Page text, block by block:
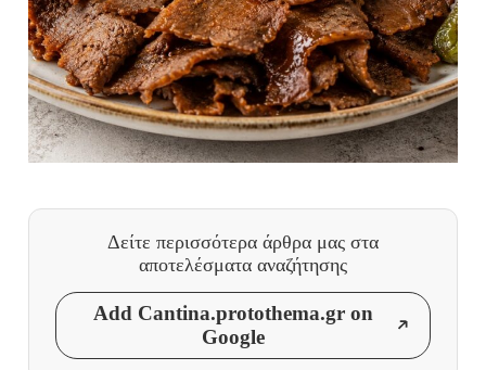
Δείτε περισσότερα άρθρα μας στα
αποτελέσματα αναζήτησης
Add Cantina.protothema.gr on
Google